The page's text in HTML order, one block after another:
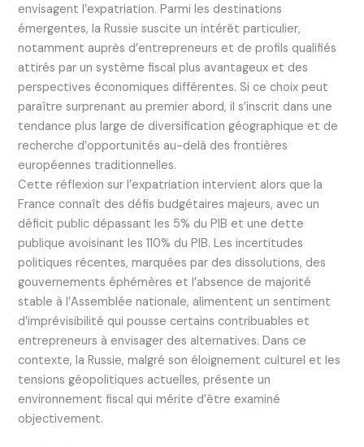
envisagent l’expatriation. Parmi les destinations
émergentes, la Russie suscite un intérêt particulier,
notamment auprès d’entrepreneurs et de profils qualifiés
attirés par un système fiscal plus avantageux et des
perspectives économiques différentes. Si ce choix peut
paraître surprenant au premier abord, il s’inscrit dans une
tendance plus large de diversification géographique et de
recherche d’opportunités au-delà des frontières
européennes traditionnelles.
Cette réflexion sur l’expatriation intervient alors que la
France connaît des défis budgétaires majeurs, avec un
déficit public dépassant les 5% du PIB et une dette
publique avoisinant les 110% du PIB. Les incertitudes
politiques récentes, marquées par des dissolutions, des
gouvernements éphémères et l’absence de majorité
stable à l’Assemblée nationale, alimentent un sentiment
d’imprévisibilité qui pousse certains contribuables et
entrepreneurs à envisager des alternatives. Dans ce
contexte, la Russie, malgré son éloignement culturel et les
tensions géopolitiques actuelles, présente un
environnement fiscal qui mérite d’être examiné
objectivement.